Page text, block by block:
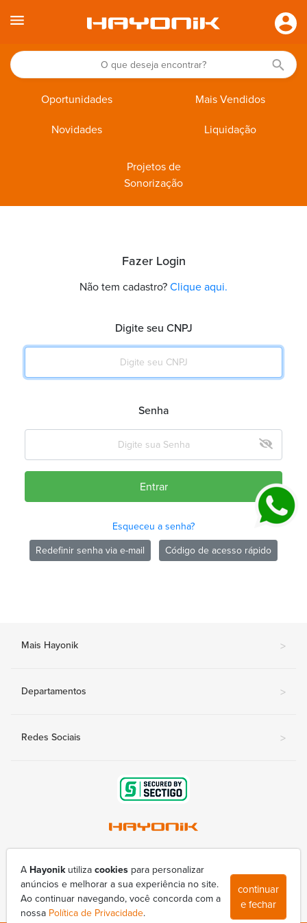
Oportunidades Mais Vendidos
Novidades Liquidação
Projetos de
Sonorização
Fazer Login
Não tem cadastro? Clique aqui.
Digite seu CNPJ
Senha
Entrar
Esqueceu a senha?
Redefinir senha via e-mail Código de acesso rápido
Mais Hayonik >
Departamentos >
Redes Sociais >
(43) 3377-9800
hayonik@hayonik.com.br
Segunda à sexta das 8h00 às 17h50
A Hayonikutiliza cookies para personalizar
anúncios e melhorar a sua experiência no site.
Ao continuar navegando, você concorda com a
nossa Política de Privacidade.
continuar
e fechar